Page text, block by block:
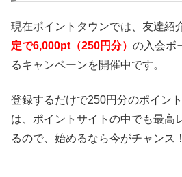
現在ポイントタウンでは、友達紹
定で6,000pt（250円分） の入会ボ
るキャンペーンを開催中です。
登録するだけで250円分のポイン
は、ポイントサイトの中でも最高
るので、始めるなら今がチャンス！